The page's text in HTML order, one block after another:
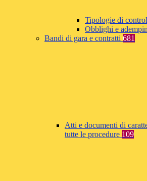
Tipologie di
Obblighi e
Bandi di gara e contratti 681
Atti e documenti di
tutte le procedure 109